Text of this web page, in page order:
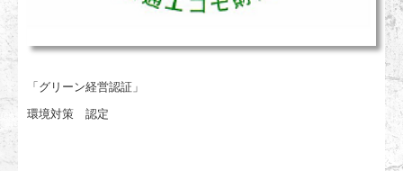
「グリーン経営認証」
環境対策 認定